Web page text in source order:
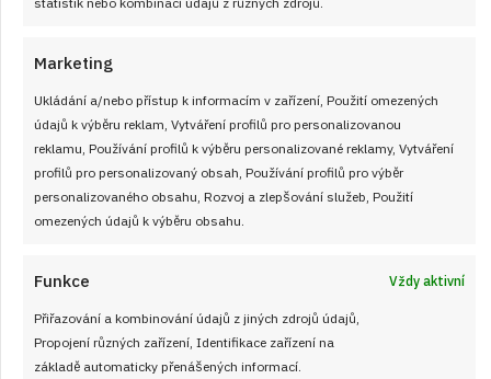
Marketing
Ukládání a/nebo přístup k informacím v zařízení, Použití omezených
údajů k výběru reklam, Vytváření profilů pro personalizovanou
reklamu, Používání profilů k výběru personalizované reklamy, Vytváření
profilů pro personalizovaný obsah, Používání profilů pro výběr
personalizovaného obsahu, Rozvoj a zlepšování služeb, Použití
omezených údajů k výběru obsahu.
Funkce Vždy aktivní
Přiřazování a kombinování údajů z jiných zdrojů údajů,
Propojení různých zařízení, Identifikace zařízení na
základě automaticky přenášených informací.
Velký test slunečnicových olejů 2026: 7
výrobků z českých obchodů se značně